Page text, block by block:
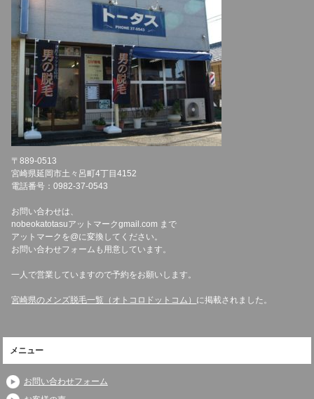
〒889-0513
宮崎県延岡市土々呂町4丁目4152
電話番号：0982-37-0543
お問い合わせは、
nobeokatotasuアットマークgmail.com まで
アットマークを@に変換してください。
お問い合わせフォームも用意しています。
一人で営業していますので予約をお願いします。
宮崎県のメンズ脱毛一覧（オトコロドットコム） に掲載されました。
メニュー
お問い合わせフォーム